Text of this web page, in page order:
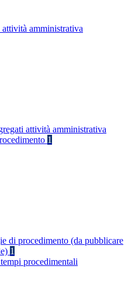
amministrativa
attività amministrativa
1
di procedimento (da pubblicare
1
procedimentali